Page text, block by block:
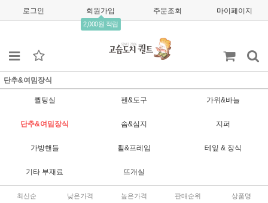
로그인 회원가입
2,000원 적립
주문조회 마이페이지
단추&여밈장식
퀼팅실 펜&도구 가위&바늘
단추&여밈장식 솜&심지 지퍼
가방핸들 휠&프레임 테잎 & 장식
기타 부재료 뜨개실
최신순 낮은가격 높은가격 판매순위 상품명